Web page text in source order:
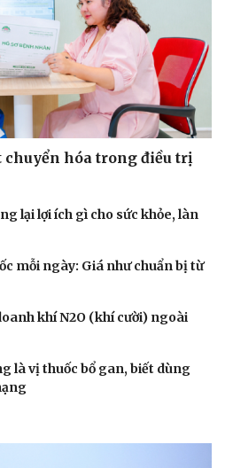
Podcast
Đọc truyện đêm khuya
Hạt giống tâm hồn
chuyển hóa trong điều trị
lại lợi ích gì cho sức khỏe, làn
mỗi ngày: Giá như chuẩn bị từ
khí N2O (khí cười) ngoài
là vị thuốc bổ gan, biết dùng